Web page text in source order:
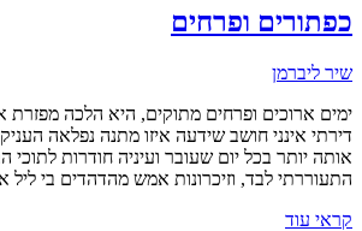
כפתורים ופרחים
שיר ליברמן
ימים ארוכים ופרחים מתוקים, היא הלכה מפזרת
דירתי אינני חושב שידעה איזו מתנה נפלאה
אותה יותר בכל יום שעובר ועיניה חודרות לתוכי
התעוררתי לבד, וזיכרונות אמש מהדהדים בי ליל
קראי עוד